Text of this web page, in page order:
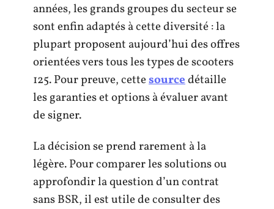
années, les grands groupes du secteur se
sont enfin adaptés à cette diversité : la
plupart proposent aujourd’hui des offres
orientées vers tous les types de scooters
125. Pour preuve, cettesourcedétaille
les garanties et options à évaluer avant
de signer.
La décision se prend rarement à la
légère. Pour comparer les solutions ou
approfondir la question d’un contrat
sans BSR, il est utile de consulter des